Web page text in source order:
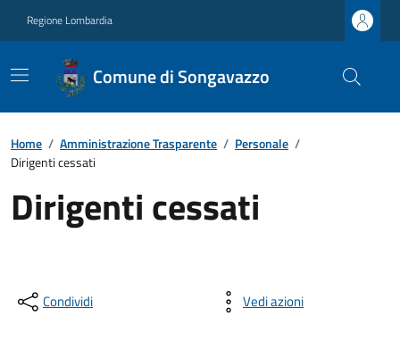
Regione Lombardia
Comune di Songavazzo
Home / Amministrazione Trasparente / Personale /
Dirigenti cessati
Dirigenti cessati
Condividi Vedi azioni